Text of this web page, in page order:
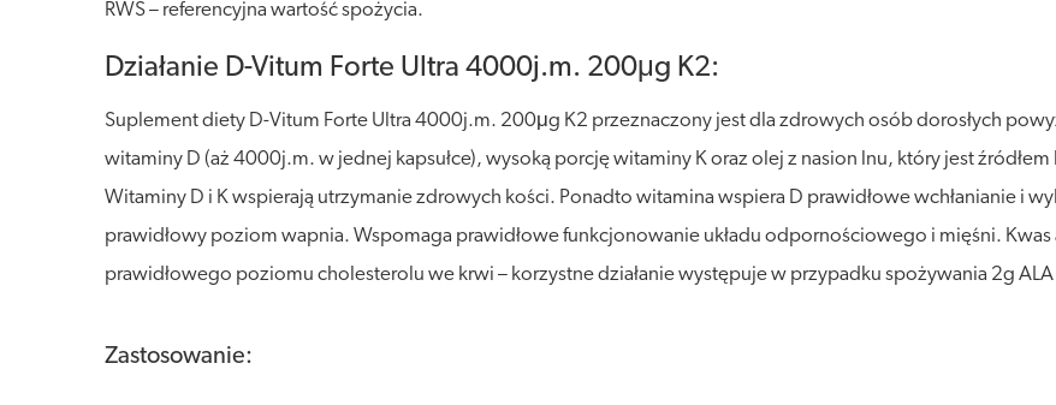
RWS – referencyjna wartość spożycia.
Działanie D-Vitum Forte Ultra 4000j.m. 200μg K2:
Suplement diety D-Vitum Forte Ultra 4000j.m. 200μg K2 przeznaczony jest dla zdrowych osób dorosłych
witaminy D (aż 4000j.m. w jednej kapsułce), wysoką porcję witaminy K oraz olej z nasion lnu, który jest
Witaminy D i K wspierają utrzymanie zdrowych kości. Ponadto witamina wspiera D prawidłowe wchłanianie i
prawidłowy poziom wapnia. Wspomaga prawidłowe funkcjonowanie układu odpornościowego i mięśni.
prawidłowego poziomu cholesterolu we krwi – korzystne działanie występuje w przypadku spożywania 2g
Zastosowanie: